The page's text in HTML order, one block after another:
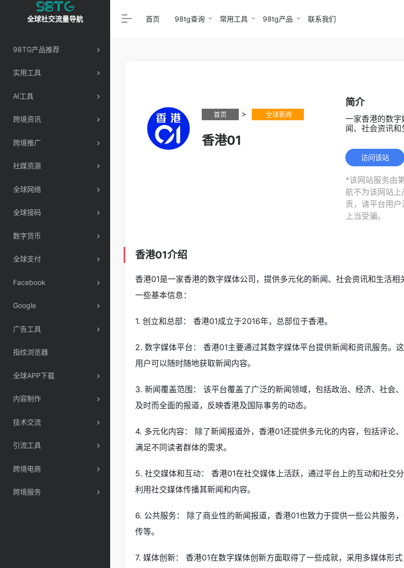
全球社交流量导航
98TG产品推荐
实用工具
AI工具
跨境资讯
跨境推广
社媒资源
全球网络
全球接码
数字货币
全球支付
Facebook
Google
广告工具
指纹浏览器
全球APP下载
内容制作
技术交流
引流工具
跨境电商
跨境服务
首页 98tg查询 常用工具 98tg产品 联系我们
首页 > 全球新闻
香港01
简介
一家香港的数
闻、社会资讯
访问该站
*该网站服务由
航不为该网站上
责，请平台用
上当受骗。
香港01介绍
香港01是一家香港的数字媒体公司，提供多元化的新闻、社会资讯和生活相
一些基本信息：
1. 创立和总部： 香港01成立于2016年，总部位于香港。
2. 数字媒体平台： 香港01主要通过其数字媒体平台提供新闻和资讯服务。
用户可以随时随地获取新闻内容。
3. 新闻覆盖范围： 该平台覆盖了广泛的新闻领域，包括政治、经济、社会
及时而全面的报道，反映香港及国际事务的动态。
4. 多元化内容： 除了新闻报道外，香港01还提供多元化的内容，包括评论
满足不同读者群体的需求。
5. 社交媒体和互动： 香港01在社交媒体上活跃，通过平台上的互动和社交
利用社交媒体传播其新闻和内容。
6. 公共服务： 除了商业性的新闻报道，香港01也致力于提供一些公共服务
传等。
7. 媒体创新： 香港01在数字媒体创新方面取得了一些成就，采用多媒体形